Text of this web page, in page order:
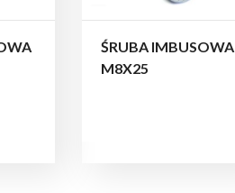
ŚRUBA IMBUSOWA
M8X25